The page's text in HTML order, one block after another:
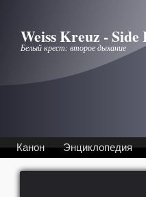
Weiss Kreuz - Side
Белый крест: второе дыхание
Канон Энциклопедия